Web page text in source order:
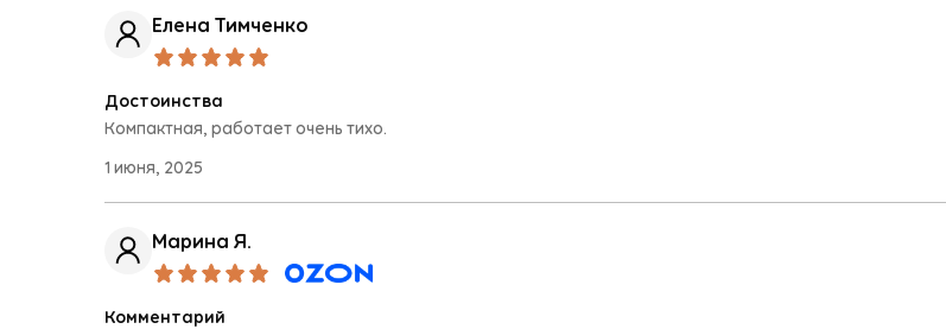
Елена Тимченко
Достоинства
Компактная, работает очень тихо.
1 июня, 2025
Марина Я.
Комментарий